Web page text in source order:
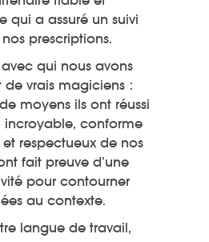
qui a assuré un suivi
prescriptions.
avec qui nous avons
vrais magiciens :
moyens ils ont réussi
incroyable, conforme
respectueux de nos
fait preuve d’une
pour contourner
au contexte.
langue de travail,